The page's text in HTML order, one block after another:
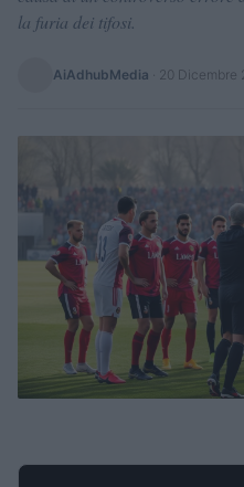
la furia dei tifosi.
AiAdhubMedia 20 Dicembre